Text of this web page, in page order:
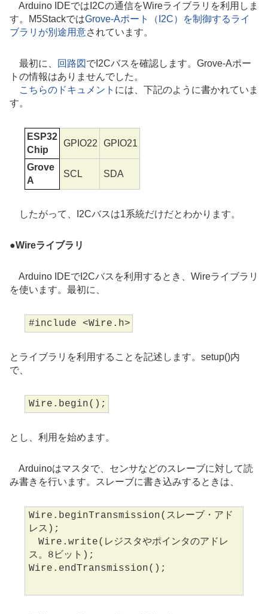
Arduino IDEではI2Cの通信をWireライブラリを利用しま
す。M5StackではGrove-Aポート（I2C）を制御するライ
ブラリが別途用意されています。
最初に、 回路図 でI2Cバスを確認します。Grove-Aポー
トの情報はありませんでした。
こちらのドキュメント には、下記のように書かれていま
す。
ESP32
Chip
GPIO22 GPIO21
Grove
A
SCL SDA
したがって、I2Cバスは1系統だけだとわかります。
●Wireライブラリ
Arduino IDEでI2Cバスを利用するとき、Wireライブラリ
を使います。最初に、
#include <Wire.h>
とライブラリを利用することを記述します。setup()内
で、
Wire.begin();
とし、利用を始めます。
Arduinoはマスタで、センサなどのスレーブに対して読
み書きを行います。スレーブに書き込みするときは、
Wire.beginTransmission(スレーブ・アド
レス);
Wire.write(レジスタやポインタのアドレ
ス。8ビット);
Wire.endTransmission();